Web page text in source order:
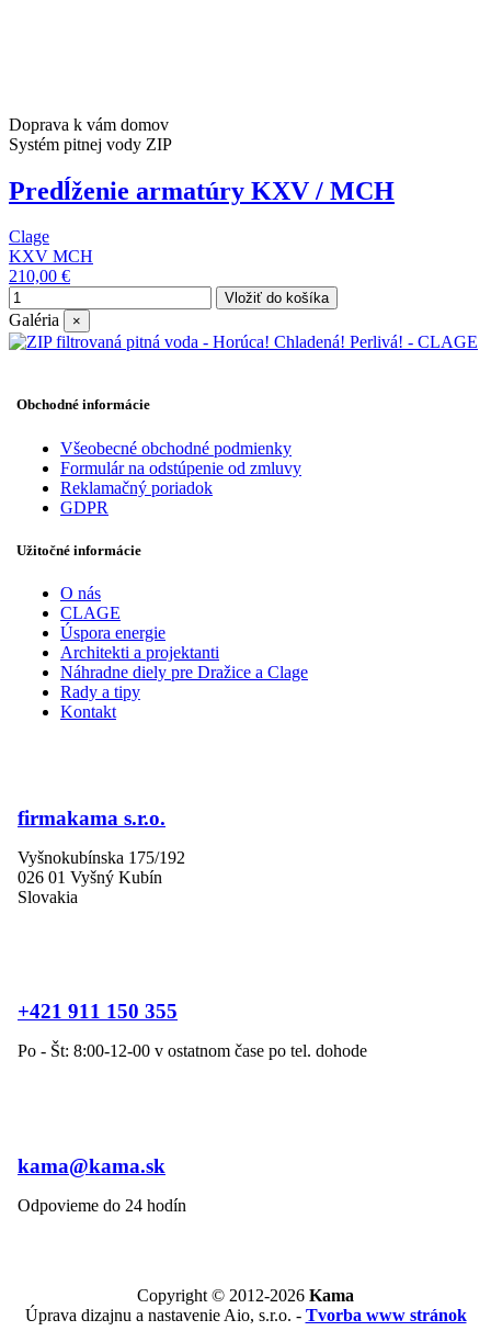
Doprava k vám domov
Systém pitnej vody ZIP
Predĺženie armatúry KXV / MCH
Clage
KXV MCH
210,00 €
Vložiť do košíka
Galéria ×
Obchodné informácie
Všeobecné obchodné podmienky
Formulár na odstúpenie od zmluvy
Reklamačný poriadok
GDPR
Užitočné informácie
O nás
CLAGE
Úspora energie
Architekti a projektanti
Náhradne diely pre Dražice a Clage
Rady a tipy
Kontakt
firmakama s.r.o.
Vyšnokubínska 175/192
026 01 Vyšný Kubín
Slovakia
+421 911 150 355
Po - Št: 8:00-12-00 v ostatnom čase po tel. dohode
kama@kama.sk
Odpovieme do 24 hodín
Copyright © 2012-2026 Kama
Úprava dizajnu a nastavenie Aio, s.r.o. - Tvorba www stránok